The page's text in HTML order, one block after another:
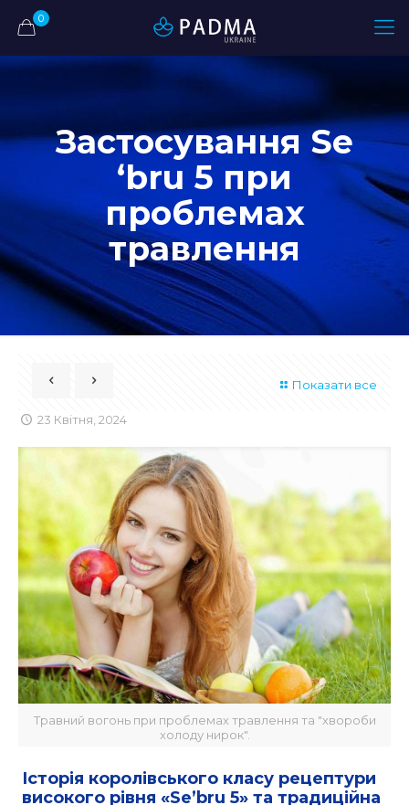
0
Застосування Se
‘bru 5 при
проблемах
травлення
Показати все
23 Квітня, 2024
Травний вогонь при проблемах травлення та "хвороби
холоду нирок".
Історія королівського класу рецептури
високого рівня «Se’bru 5» та традиційна